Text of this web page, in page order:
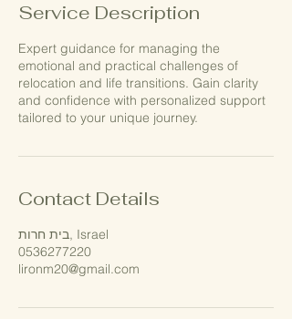
Service Description
Expert guidance for managing the
emotional and practical challenges of
relocation and life transitions. Gain clarity
and confidence with personalized support
tailored to your unique journey.
Contact Details
בית חרות, Israel
0536277220
lironm20@gmail.com